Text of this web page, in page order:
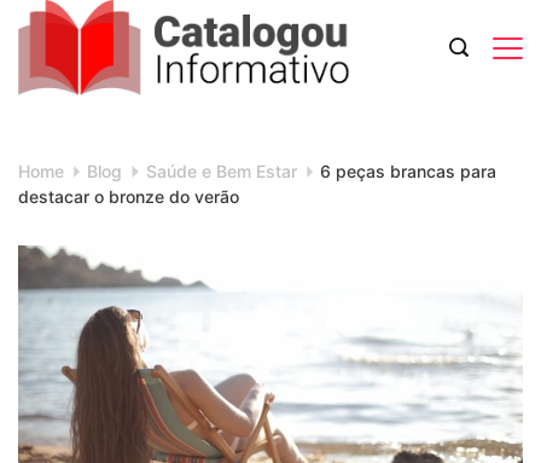
Skip
content
Home Blog Saúde e Bem Estar
6 peças brancas para
destacar o bronze do verão